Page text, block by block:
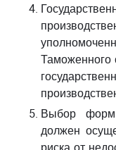
Таможенного
Выбор форм
должен